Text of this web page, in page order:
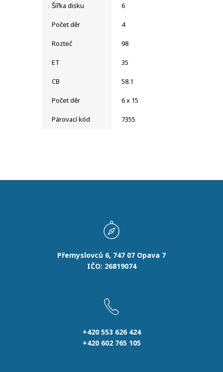
Šířka disku 6
Počet děr 4
Rozteč 98
ET 35
CB 58.1
Počet děr 6 x 15
Párovací kód 7355
Přemyslovců 6, 747 07 Opava 7
IČO: 26819074
+420 553 626 424
+420 602 765 105